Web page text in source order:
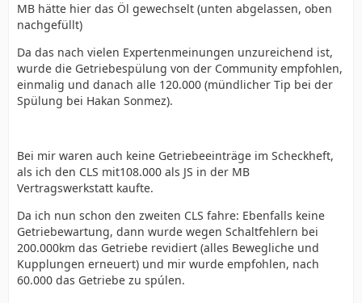
MB hätte hier das Öl gewechselt (unten abgelassen, oben
nachgefüllt)
Da das nach vielen Expertenmeinungen unzureichend ist,
wurde die Getriebespülung von der Community empfohlen,
einmalig und danach alle 120.000 (mündlicher Tip bei der
Spülung bei Hakan Sonmez).
Bei mir waren auch keine Getriebeeinträge im Scheckheft,
als ich den CLS mit108.000 als JS in der MB
Vertragswerkstatt kaufte.
Da ich nun schon den zweiten CLS fahre: Ebenfalls keine
Getriebewartung, dann wurde wegen Schaltfehlern bei
200.000km das Getriebe revidiert (alles Bewegliche und
Kupplungen erneuert) und mir wurde empfohlen, nach
60.000 das Getriebe zu spúlen.